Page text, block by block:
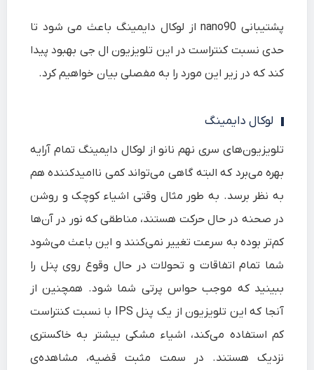
پشتیبانی nano90 از لوکال دایمینگ باعث می شود تا
حدی نسبت کنتراست در این تلویزیون ال جی بهبود پیدا
کند که در زیر این مورد را به مفصلی بیان خواهیم کرد.
لوکال دایمینگ
تلویزیون‌های سری نهم نانو از لوکال دایمینگ تمام آرایه
بهره می‌برد که البته گاهی می‌تواند کمی ناامیدکننده هم
به نظر برسد. به طور مثال وقتی اشیاء کوچک و روشن
در صحنه در حال حرکت هستند، مناطقی که نور در آن‌ها
کم‌تر بوده به سرعت تغییر نمی‌کنند و این باعث می‌شود
شما تمام اتفاقات و تحولات در حال وقوع روی پنل را
ببینید که موجب حواس پرتی شما شود. همچنین از
آنجا که این تلویزیون از یک پنل IPS با نسبت کنتراست
کم استفاده می‌کند، اشیاء مشکی بیشتر به خاکستری
نزدیک هستند. در سمت مثبت قضیه، مشاهده‌ی